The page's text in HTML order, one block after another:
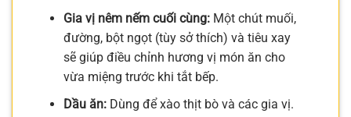
Gia vị nêm nếm cuối cùng:Một chút muối,
đường, bột ngọt (tùy sở thích) và tiêu xay
sẽ giúp điều chỉnh hương vị món ăn cho
vừa miệng trước khi tắt bếp.
Dầu ăn:Dùng để xào thịt bò và các gia vị.